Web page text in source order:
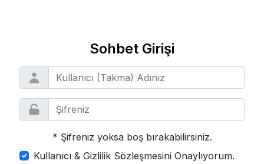
Sohbet Girişi
* Şifreniz yoksa boş bırakabilirsiniz.
Kullanıcı & Gizlilik Sözleşmesini Onaylıyorum.